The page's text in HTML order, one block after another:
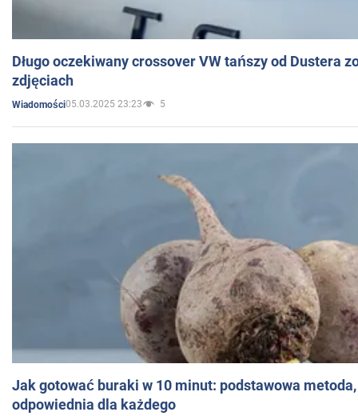
Długo oczekiwany crossover VW tańszy od Dustera
zdjęciach
Wiadomości05.03.2025 23:23 5
Jak gotować buraki w 10 minut: podstawowa
odpowiednia dla każdego